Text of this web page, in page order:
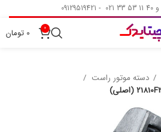
0
0 تومان
دسته موتور راست